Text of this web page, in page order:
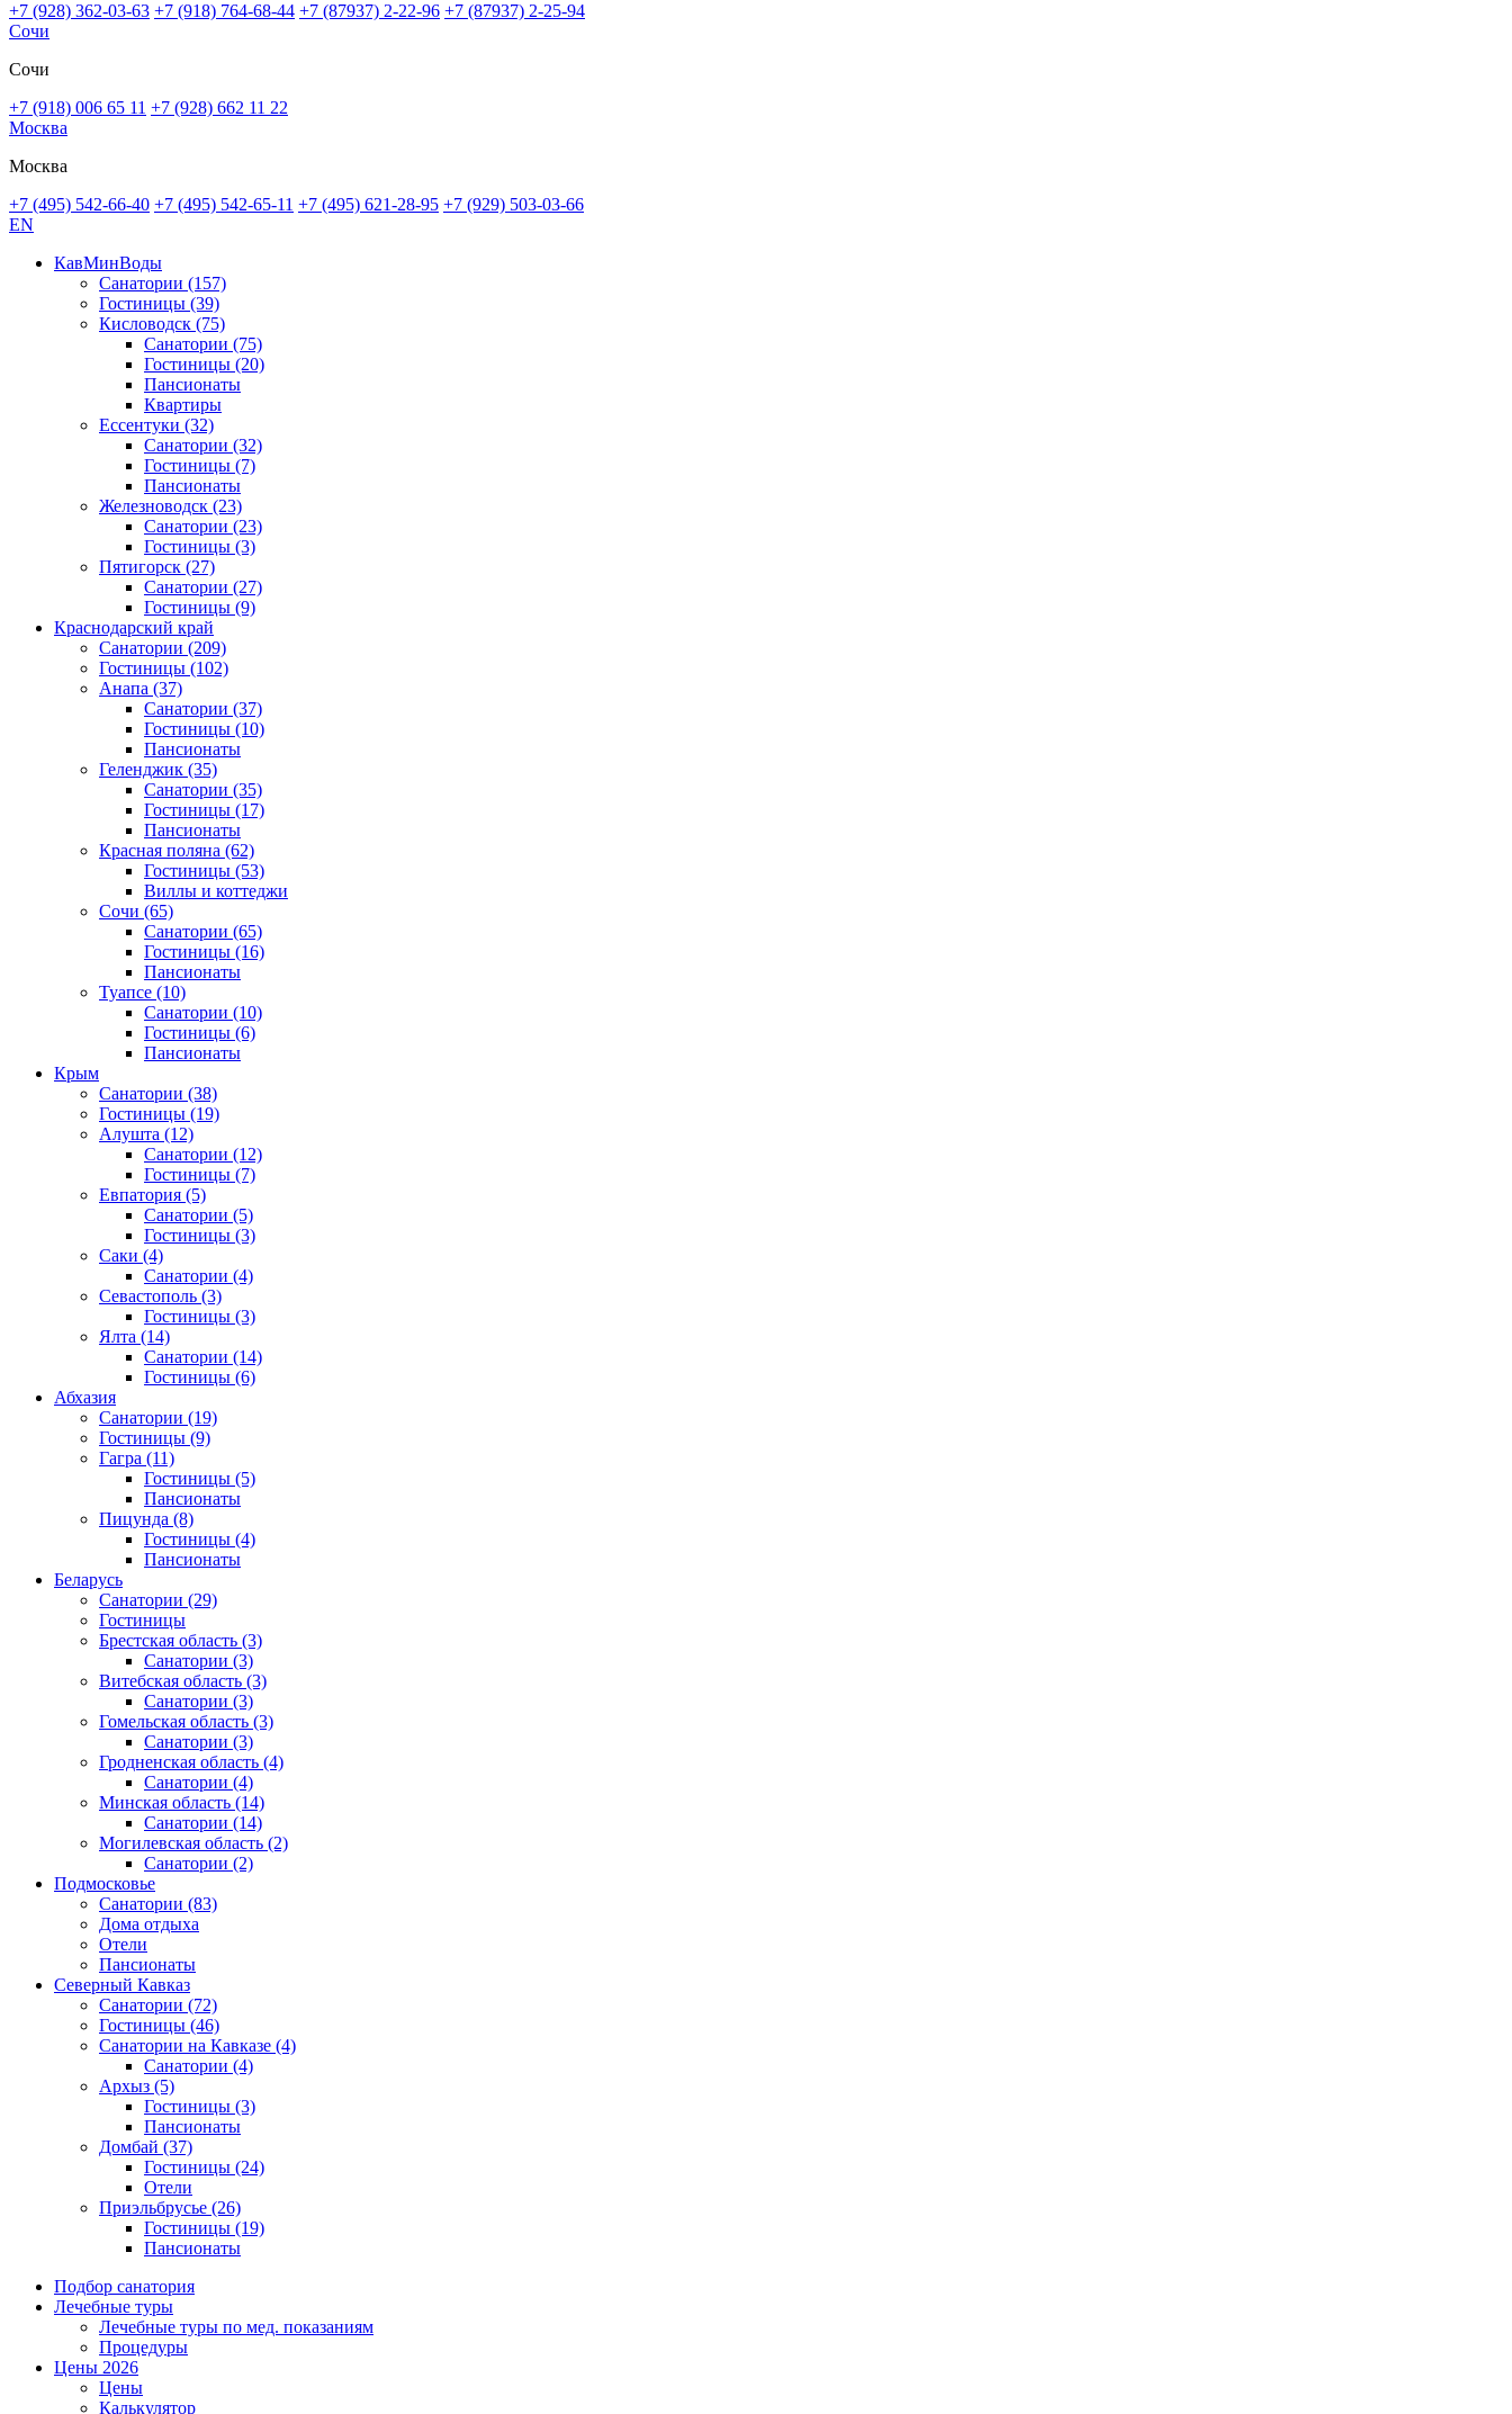
+7 (928) 362-03-63 +7 (918) 764-68-44 +7 (87937) 2-22-96 +7 (87937) 2-25-94
Сочи
Сочи
+7 (918) 006 65 11 +7 (928) 662 11 22
Москва
Москва
+7 (495) 542-66-40 +7 (495) 542-65-11 +7 (495) 621-28-95 +7 (929) 503-03-66
EN
КавМинВоды
Санатории (157)
Гостиницы (39)
Кисловодск (75)
Санатории (75)
Гостиницы (20)
Пансионаты
Квартиры
Ессентуки (32)
Санатории (32)
Гостиницы (7)
Пансионаты
Железноводск (23)
Санатории (23)
Гостиницы (3)
Пятигорск (27)
Санатории (27)
Гостиницы (9)
Краснодарский край
Санатории (209)
Гостиницы (102)
Анапа (37)
Санатории (37)
Гостиницы (10)
Пансионаты
Геленджик (35)
Санатории (35)
Гостиницы (17)
Пансионаты
Красная поляна (62)
Гостиницы (53)
Виллы и коттеджи
Сочи (65)
Санатории (65)
Гостиницы (16)
Пансионаты
Туапсе (10)
Санатории (10)
Гостиницы (6)
Пансионаты
Крым
Санатории (38)
Гостиницы (19)
Алушта (12)
Санатории (12)
Гостиницы (7)
Евпатория (5)
Санатории (5)
Гостиницы (3)
Саки (4)
Санатории (4)
Севастополь (3)
Гостиницы (3)
Ялта (14)
Санатории (14)
Гостиницы (6)
Абхазия
Санатории (19)
Гостиницы (9)
Гагра (11)
Гостиницы (5)
Пансионаты
Пицунда (8)
Гостиницы (4)
Пансионаты
Беларусь
Санатории (29)
Гостиницы
Брестская область (3)
Санатории (3)
Витебская область (3)
Санатории (3)
Гомельская область (3)
Санатории (3)
Гродненская область (4)
Санатории (4)
Минская область (14)
Санатории (14)
Могилевская область (2)
Санатории (2)
Подмосковье
Санатории (83)
Дома отдыха
Отели
Пансионаты
Северный Кавказ
Санатории (72)
Гостиницы (46)
Санатории на Кавказе (4)
Санатории (4)
Архыз (5)
Гостиницы (3)
Пансионаты
Домбай (37)
Гостиницы (24)
Отели
Приэльбрусье (26)
Гостиницы (19)
Пансионаты
Подбор санатория
Лечебные туры
Лечебные туры по мед. показаниям
Процедуры
Цены 2026
Цены
Калькулятор